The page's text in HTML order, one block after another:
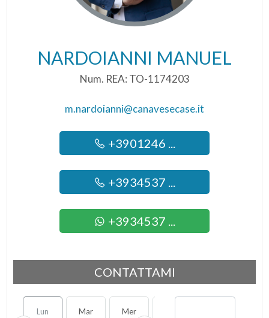
NARDOIANNI MANUEL
Num. REA: TO-1174203
m.nardoianni@canavesecase.it
+3901246 ...
+3934537 ...
+3934537 ...
CONTATTAMI
Lun Mar Mer